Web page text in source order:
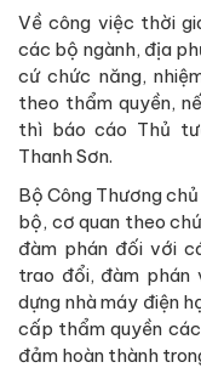
Về công việc thời
các bộ ngành, địa
cứ chức năng,
theo thẩm quyền,
thì báo cáo Thủ
Thanh Sơn.
Bộ Công Thương
bộ, cơ quan theo
đàm phán đối với
trao đổi, đàm
dựng nhà máy điện
cấp thẩm quyền
đảm hoàn thành